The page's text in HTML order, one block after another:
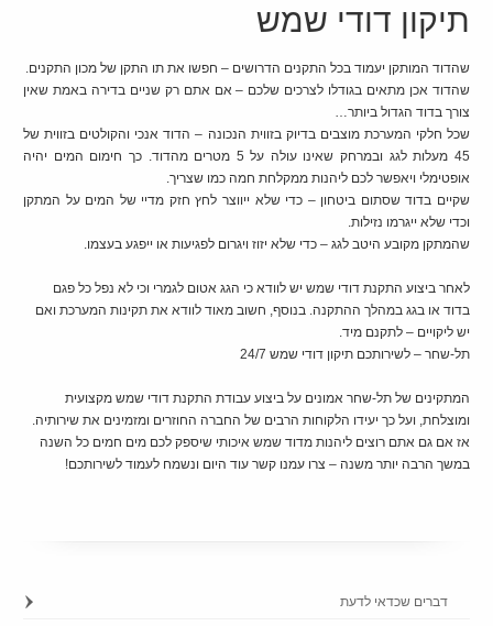
תיקון דודי שמש
שהדוד המותקן יעמוד בכל התקנים הדרושים – חפשו את תו התקן של מכון התקנים.
שהדוד אכן מתאים בגודלו לצרכים שלכם – אם אתם רק שניים בדירה באמת שאין
צורך בדוד הגדול ביותר…
שכל חלקי המערכת מוצבים בדיוק בזווית הנכונה – הדוד אנכי והקולטים בזווית של
45 מעלות לגג ובמרחק שאינו עולה על 5 מטרים מהדוד. כך חימום המים יהיה
אופטימלי ויאפשר לכם ליהנות ממקלחת חמה כמו שצריך.
שקיים בדוד שסתום ביטחון – כדי שלא ייווצר לחץ חזק מדיי של המים על המתקן
וכדי שלא ייגרמו נזילות.
שהמתקן מקובע היטב לגג – כדי שלא יזוז ויגרום לפגיעות או ייפגע בעצמו.
לאחר ביצוע התקנת דודי שמש יש לוודא כי הגג אטום לגמרי וכי לא נפל כל פגם
בדוד או בגג במהלך ההתקנה. בנוסף, חשוב מאוד לוודא את תקינות המערכת ואם
יש ליקויים – לתקנם מיד.
תל-שחר – לשירותכם תיקון דודי שמש 24/7
המתקינים של תל-שחר אמונים על ביצוע עבודת התקנת דודי שמש מקצועית
ומוצלחת, ועל כך יעידו הלקוחות הרבים של החברה החוזרים ומזמינים את שירותיה.
אז אם גם אתם רוצים ליהנות מדוד שמש איכותי שיספק לכם מים חמים כל השנה
במשך הרבה יותר משנה – צרו עמנו קשר עוד היום ונשמח לעמוד לשירותכם!
דברים שכדאי לדעת